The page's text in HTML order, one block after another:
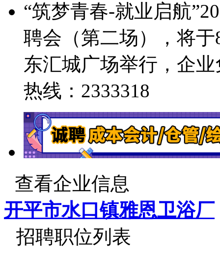
“筑梦青春-就业启航
聘会（第二场），将
东汇城广场举行，企
热线：2333318
查看企业信息
开平市水口镇雅恩卫浴厂
招聘职位列表